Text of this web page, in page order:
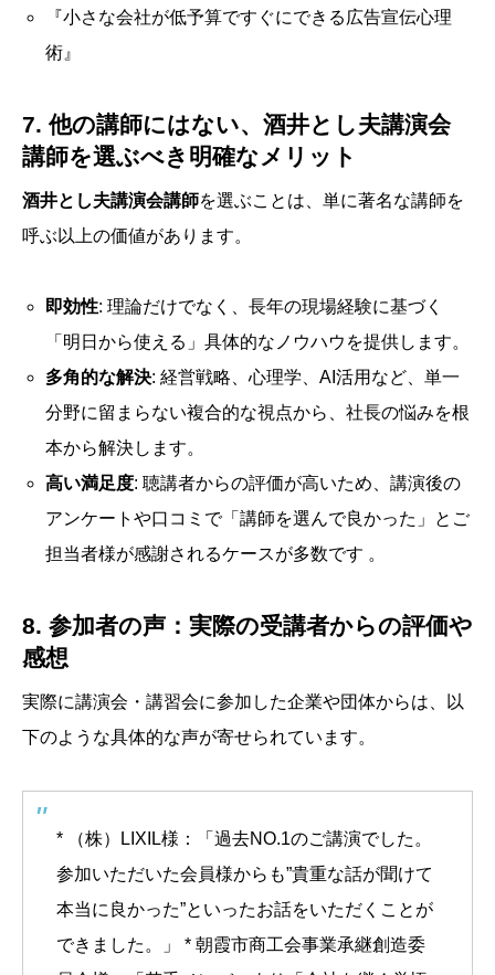
『小さな会社が低予算ですぐにできる広告宣伝心理
術』
7. 他の講師にはない、 酒井とし夫講演会
講師を選ぶべき明確なメリット
酒井とし夫講演会講師を選ぶことは、単に著名な講師を
呼ぶ以上の価値があります。
即効性: 理論だけでなく、長年の現場経験に基づく
「明日から使える」具体的なノウハウを提供します。
多角的な解決: 経営戦略、心理学、AI活用など、単一
分野に留まらない複合的な視点から、社長の悩みを根
本から解決します。
高い満足度: 聴講者からの評価が高いため、講演後の
アンケートや口コミで「講師を選んで良かった」とご
担当者様が感謝されるケースが多数です 。
8. 参加者の声：実際の受講者からの評価や
感想
実際に講演会・講習会に参加した企業や団体からは、以
下のような具体的な声が寄せられています。
* （株）LIXIL様：「過去NO.1のご講演でした。
参加いただいた会員様からも”貴重な話が聞けて
本当に良かった”といったお話をいただくことが
できました。」 * 朝霞市商工会事業承継創造委